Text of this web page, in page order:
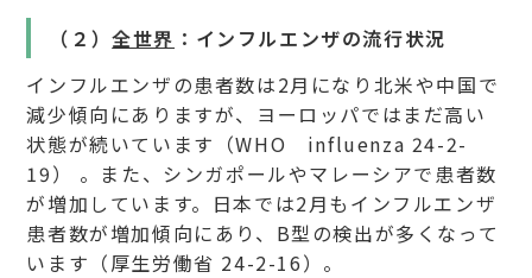
（２）全世界 ：インフルエンザの流行状況
インフルエンザの患者数は2月になり北米や中国で
減少傾向にありますが、ヨーロッパではまだ高い
状態が続いています（WHO influenza 24-2-
19） 。また、シンガポールやマレーシアで患者数
が増加しています。日本では2月もインフルエンザ
患者数が増加傾向にあり、B型の検出が多くなって
います（厚生労働省 24-2-16）。